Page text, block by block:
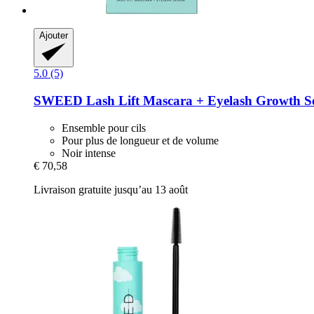
Ajouter
5.0 (5)
SWEED Lash Lift Mascara + Eyelash Growth
Ensemble pour cils
Pour plus de longueur et de volume
Noir intense
€ 70,58
Livraison gratuite jusqu’au 13 août